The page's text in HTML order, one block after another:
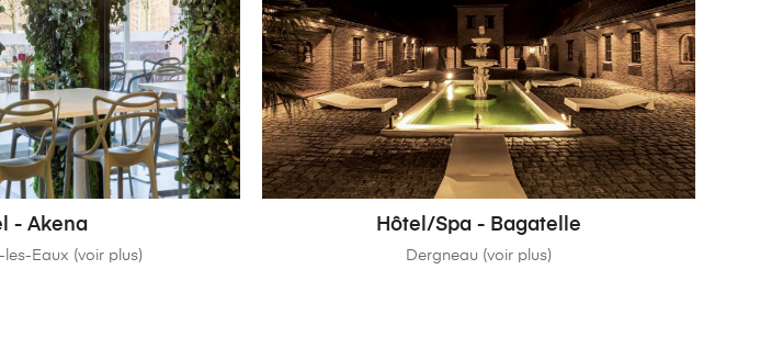
- Akena
Eaux (voir plus)
Hôtel/Spa - Bagatelle
Dergneau (voir plus)